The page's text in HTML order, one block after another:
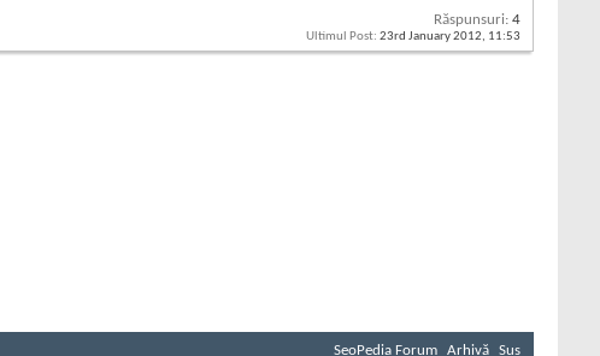
Răspunsuri: 4
Ultimul Post: 23rd January 2012, 11:53
SeoPedia Forum Arhivă Sus